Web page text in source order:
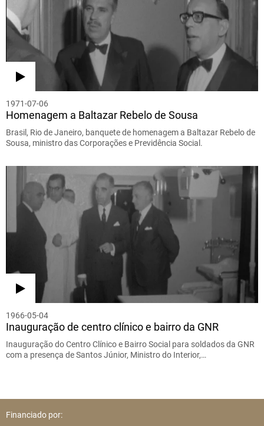
1971-07-06
Homenagem a Baltazar Rebelo de Sousa
Brasil, Rio de Janeiro, banquete de homenagem a Baltazar Rebelo de
Sousa, ministro das Corporações e Previdência Social.
1966-05-04
Inauguração de centro clínico e bairro da GNR
Inauguração do Centro Clínico e Bairro Social para soldados da GNR
com a presença de Santos Júnior, Ministro do Interior,…
Financiado por: